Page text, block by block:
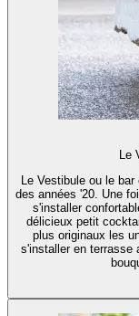
Le Vestibule ou le
des années '20. Une
s'installer
délicieux petit
plus originaux les
s'installer en terrasse